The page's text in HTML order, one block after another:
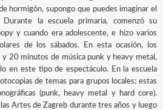
hormigón, supongo que puedes imaginar el
la escuela primaria, comenzó su
y cuando era adolescente, e hizo varios
de los sábados. En esta ocasión, los
20 minutos de música punk y heavy metal,
en este tipo de espectáculo. En la escuela
de temas para grupos locales; estas
(punk, heavy metal y hard core).
Artes de Zagreb durante tres años y luego